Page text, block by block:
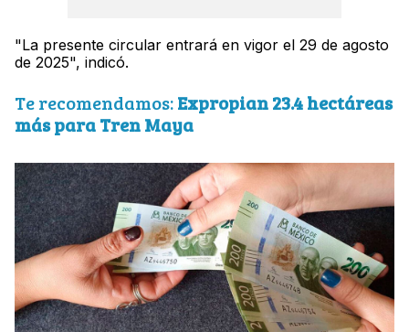
"La presente circular entrará en vigor el 29 de agosto
de 2025", indicó.
Te recomendamos:Expropian 23.4 hectáreas
más para Tren Maya